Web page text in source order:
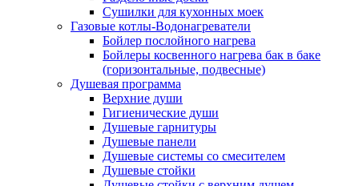
Сушилки для кухонных моек
Газовые котлы-Водонагреватели
Бойлер послойного нагрева
Бойлеры косвенного нагрева бак в баке
(горизонтальные, подвесные)
Душевая программа
Верхние души
Гигиенические души
Душевые гарнитуры
Душевые панели
Душевые системы со смесителем
Душевые стойки